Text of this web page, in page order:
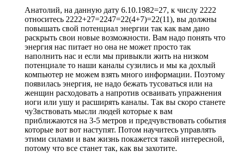
Анатолий, на данную дату 6.10.1982=27, к числу 2222
относитесь 2222+27=2247=22(4+7)=22(11), вы должны
повышать свой потенциал энергии так как вам дано
раскрыть свои новые возможности. Вам надо понять что
энергия нас питает но она не может просто так
наполнить нас и если мы привыкли жить на низком
потенциале то наши каналы сузились и мы ка дохлый
компьютер не можем взять много информации. Поэтому
появилась энергия, не надо бежать тусоваться или на
женщин расходовать а напротив осваивать упражнения
иоги или ушу и расширять каналы. Так вы скоро станете
чу3вствовать мысли людей которые к вам
приближаются на 3-5 метров и предчувствовать события
которые вот вот наступят. Потом научитесь управлять
этими силами и вам жизнь покажется такой интересной,
потому что все станет так, как вы захотите.